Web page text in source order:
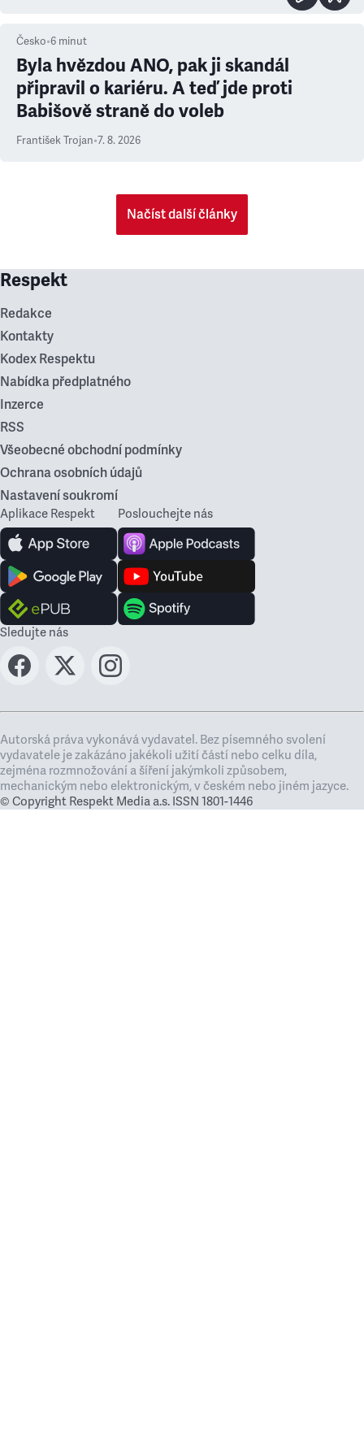
Česko•6 minut
Byla hvězdou ANO, pak ji skandál
připravil o kariéru. A teď jde proti
Babišově straně do voleb
František Trojan•7. 8. 2026
Načíst další články
Respekt
Redakce
Kontakty
Kodex Respektu
Nabídka předplatného
Inzerce
RSS
Všeobecné obchodní podmínky
Ochrana osobních údajů
Nastavení soukromí
Aplikace Respekt Poslouchejte nás
Sledujte nás
Autorská práva vykonává vydavatel. Bez písemného svolení
vydavatele je zakázáno jakékoli užití částí nebo celku díla,
zejména rozmnožování a šíření jakýmkoli způsobem,
mechanickým nebo elektronickým, v českém nebo jiném jazyce.
© Copyright Respekt Media a.s. ISSN 1801-1446